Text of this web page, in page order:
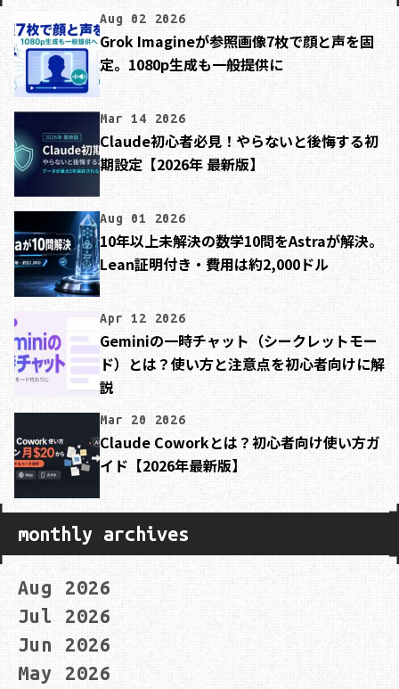
Aug 02 2026
Grok Imagineが参照画像7枚で顔と声を固
定。1080p生成も一般提供に
Mar 14 2026
Claude初心者必見！やらないと後悔する初
期設定【2026年 最新版】
Aug 01 2026
10年以上未解決の数学10問をAstraが解決。
Lean証明付き・費用は約2,000ドル
Apr 12 2026
Geminiの一時チャット（シークレットモー
ド）とは？使い方と注意点を初心者向けに解
説
Mar 20 2026
Claude Coworkとは？初心者向け使い方ガ
イド【2026年最新版】
monthly archives
Aug 2026
Jul 2026
Jun 2026
May 2026